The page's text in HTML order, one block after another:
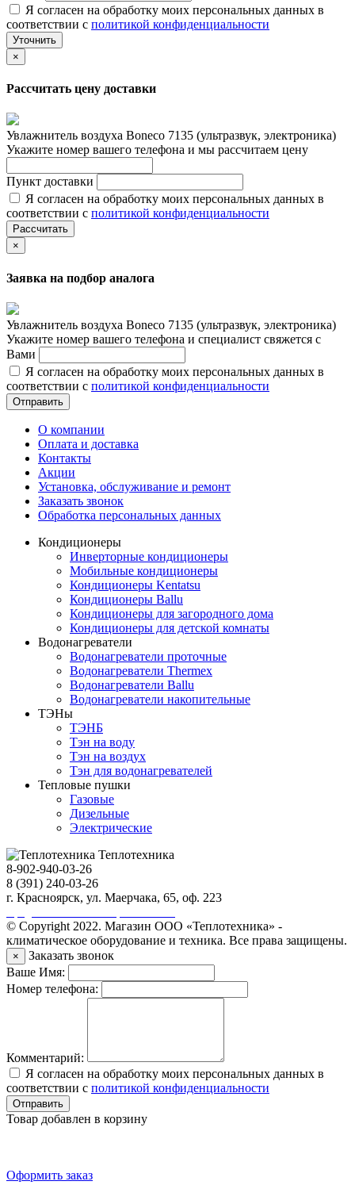
Я согласен на обработку моих персональных данных в
соответствии с политикой конфиденциальности
Уточнить
×
Рассчитать цену доставки
Увлажнитель воздуха Boneco 7135 (ультразвук, электроника)
Укажите номер вашего телефона и мы рассчитаем цену
Пункт доставки
Я согласен на обработку моих персональных данных в
соответствии с политикой конфиденциальности
Рассчитать
×
Заявка на подбор аналога
Увлажнитель воздуха Boneco 7135 (ультразвук, электроника)
Укажите номер вашего телефона и специалист свяжется с
Вами
Я согласен на обработку моих персональных данных в
соответствии с политикой конфиденциальности
Отправить
О компании
Оплата и доставка
Контакты
Акции
Установка, обслуживание и ремонт
Заказать звонок
Обработка персональных данных
Кондиционеры
Инверторные кондиционеры
Мобильные кондиционеры
Кондиционеры Kentatsu
Кондиционеры Ballu
Кондиционеры для загородного дома
Кондиционеры для детской комнаты
Водонагреватели
Водонагреватели проточные
Водонагреватели Thermex
Водонагреватели Ballu
Водонагреватели накопительные
ТЭНы
ТЭНБ
Тэн на воду
Тэн на воздух
Тэн для водонагревателей
Тепловые пушки
Газовые
Дизельные
Электрические
Теплотехника
8-902-940-03-26
8 (391) 240-03-26
г. Красноярск, ул. Маерчака, 65, оф. 223
© Copyright 2022. Магазин ООО «Теплотехника» -
климатическое оборудование и техника. Все права защищены.
×
Заказать звонок
Ваше Имя:
Номер телефона:
Комментарий:
Я согласен на обработку моих персональных данных в
соответствии с политикой конфиденциальности
Отправить
Товар добавлен в корзину
Оформить заказ